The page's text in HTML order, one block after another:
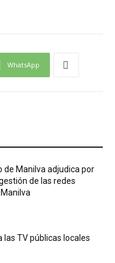
WhatsApp
de Manilva adjudica por
de las redes
las TV públicas locales